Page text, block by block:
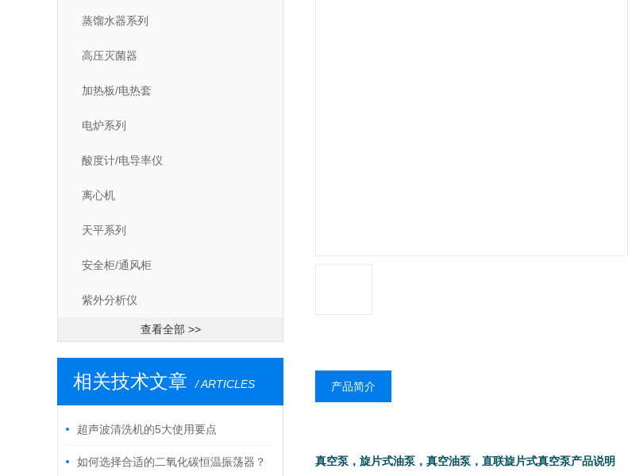
蒸馏水器系列
高压灭菌器
加热板/电热套
电炉系列
酸度计/电导率仪
离心机
天平系列
安全柜/通风柜
紫外分析仪
查看全部 >>
相关技术文章 / ARTICLES
超声波清洗机的5大使用要点
如何选择合适的二氧化碳恒温振荡器？
产品简介
真空泵，旋片式油泵，真空油泵，直联旋片式真空泵产品说明